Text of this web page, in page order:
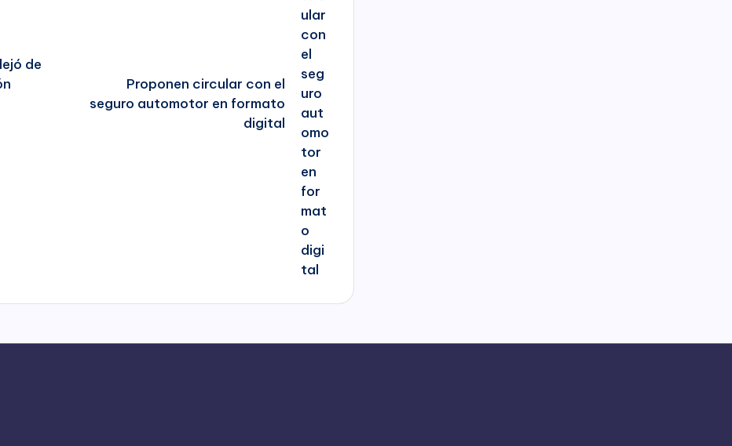
de
Proponen circular con el
seguro automotor en formato
digital